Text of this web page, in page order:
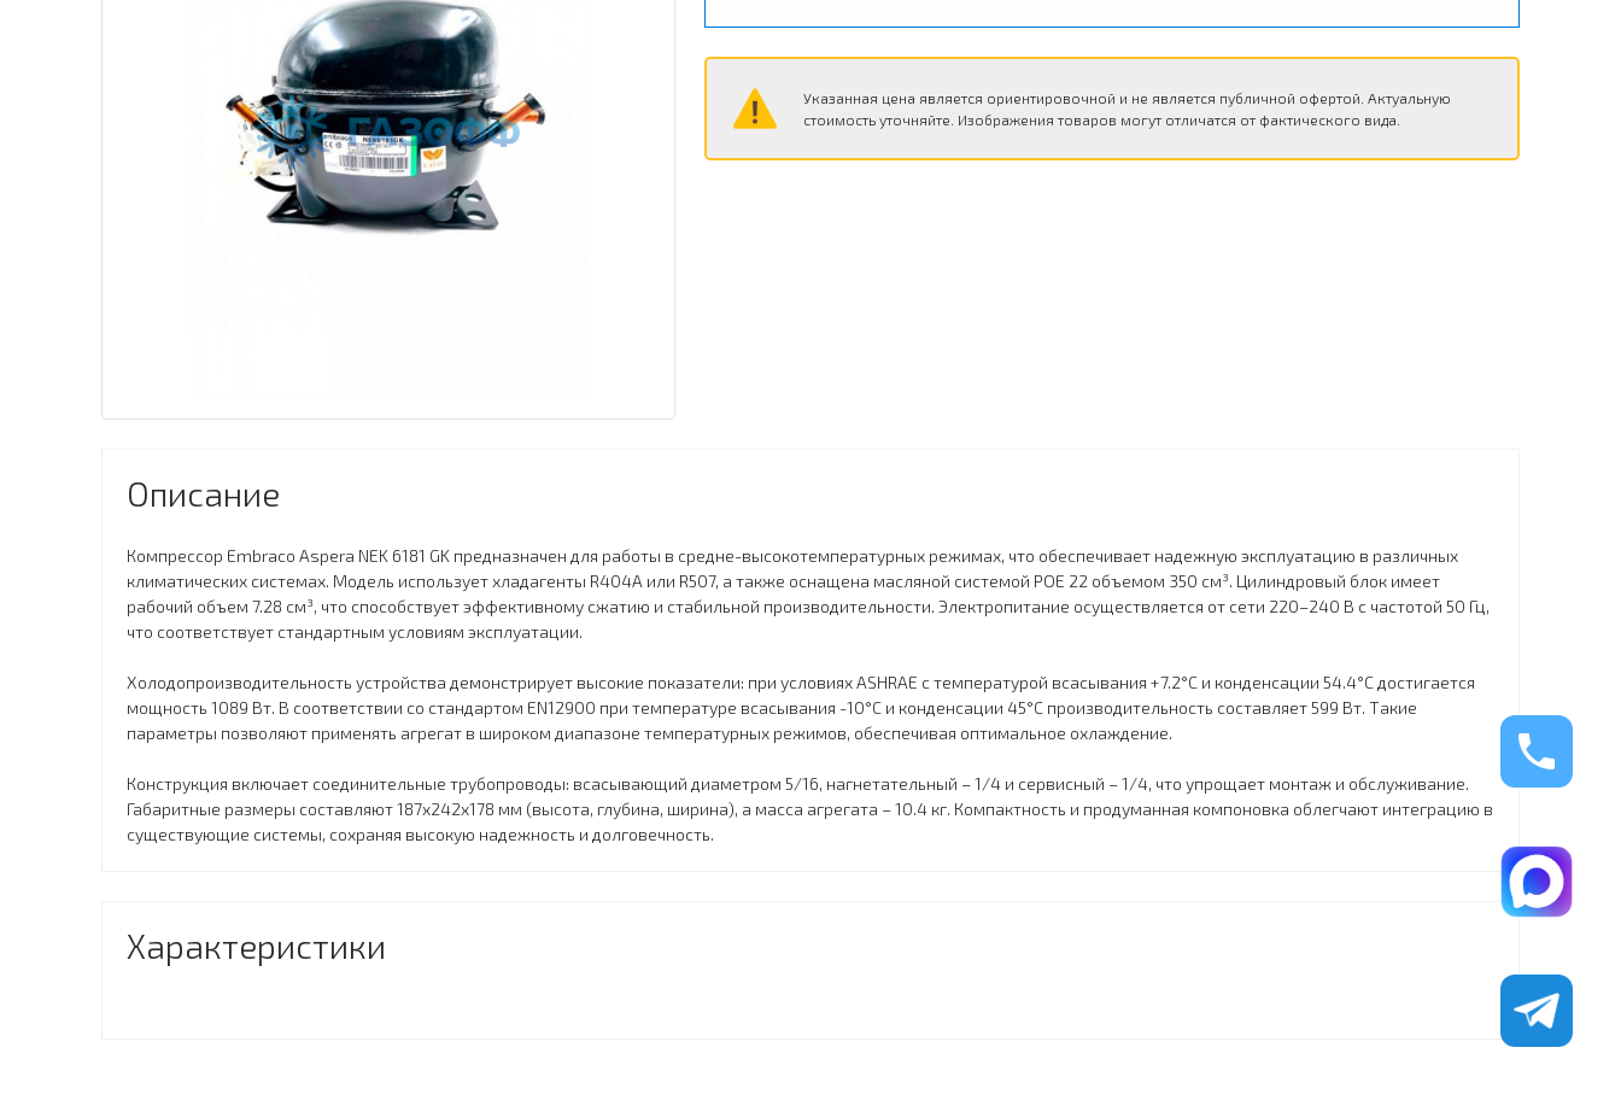
Указанная цена является ориентировочной и не является публичной офертой. Актуальную
стоимость уточняйте. Изображения товаров могут отличатся от фактического вида.
Описание
Компрессор Embraco Aspera NEK 6181 GK предназначен для работы в средне-высокотемпературных режимах, что обеспечивает надежную эксплуатацию в различных
климатических системах. Модель использует хладагенты R404A или R507, а также оснащена масляной системой POE 22 объемом 350 см³. Цилиндровый блок имеет
рабочий объем 7.28 см³, что способствует эффективному сжатию и стабильной производительности. Электропитание осуществляется от сети 220–240 В с частотой 50 Гц,
что соответствует стандартным условиям эксплуатации.
Холодопроизводительность устройства демонстрирует высокие показатели: при условиях ASHRAE с температурой всасывания +7.2°C и конденсации 54.4°C достигается
мощность 1089 Вт. В соответствии со стандартом EN12900 при температуре всасывания -10°C и конденсации 45°C производительность составляет 599 Вт. Такие
параметры позволяют применять агрегат в широком диапазоне температурных режимов, обеспечивая оптимальное охлаждение.
Конструкция включает соединительные трубопроводы: всасывающий диаметром 5/16, нагнетательный – 1/4 и сервисный – 1/4, что упрощает монтаж и обслуживание.
Габаритные размеры составляют 187x242x178 мм (высота, глубина, ширина), а масса агрегата – 10.4 кг. Компактность и продуманная компоновка облегчают интеграцию в
существующие системы, сохраняя высокую надежность и долговечность.
Характеристики